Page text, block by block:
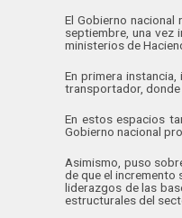
El Gobierno
septiembre, una vez
ministerios de
En primera
transportador,
En estos espacios
Gobierno nacional
Asimismo, puso
de que el incremento
liderazgos de las
estructurales del